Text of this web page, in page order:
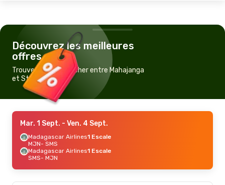
Découvrez les meilleures
offres
Trouvez un vol pas cher entre Mahajanga
et St Marie
Mar. 1 Sept. - Ven. 4 Sept.
Madagascar Airlines1 Escale
MJN- SMS
Madagascar Airlines1 Escale
SMS- MJN